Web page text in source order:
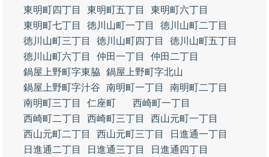
東明町四丁目
東明町五丁目
東明町六丁目
東明町七丁目
徳川山町一丁目
徳川山町二丁目
徳川山町三丁目
徳川山町四丁目
徳川山町五丁目
徳川山町六丁目
仲田一丁目
仲田二丁目
鍋屋上野町字東脇
鍋屋上野町字北山
鍋屋上野町字汁谷
南明町一丁目
南明町二丁目
南明町三丁目
仁座町
西崎町一丁目
西崎町二丁目
西崎町三丁目
西山元町一丁目
西山元町二丁目
西山元町三丁目
日進通一丁目
日進通二丁目
日進通三丁目
日進通四丁目